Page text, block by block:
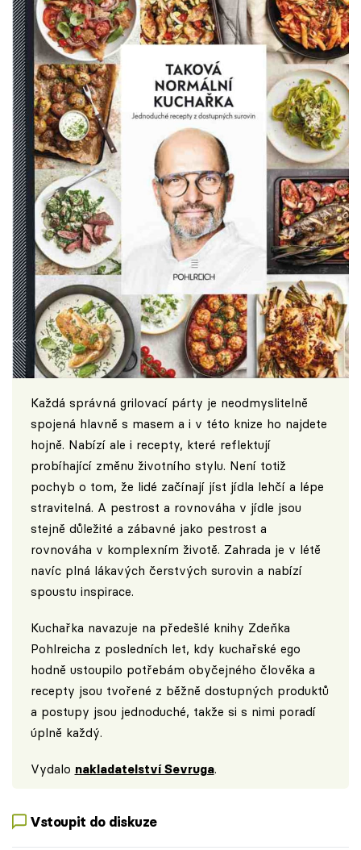
Každá správná grilovací párty je neodmyslitelně
spojená hlavně s masem a i v této knize ho najdete
hojně. Nabízí ale i recepty, které reflektují
probíhající změnu životního stylu. Není totiž
pochyb o tom, že lidé začínají jíst jídla lehčí a lépe
stravitelná. A pestrost a rovnováha v jídle jsou
stejně důležité a zábavné jako pestrost a
rovnováha v komplexním životě. Zahrada je v létě
navíc plná lákavých čerstvých surovin a nabízí
spoustu inspirace.
Kuchařka navazuje na předešlé knihy Zdeňka
Pohlreicha z posledních let, kdy kuchařské ego
hodně ustoupilo potřebám obyčejného člověka a
recepty jsou tvořené z běžně dostupných produktů
a postupy jsou jednoduché, takže si s nimi poradí
úplně každý.
Vydalo nakladatelství Sevruga.
Vstoupit do diskuze